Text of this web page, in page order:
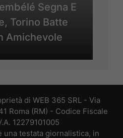
Segna E
Torino Batte
Amichevole
di WEB 365 SRL - Via
Roma (RM) - Codice Fiscale
12279101005
una testata giornalistica, in